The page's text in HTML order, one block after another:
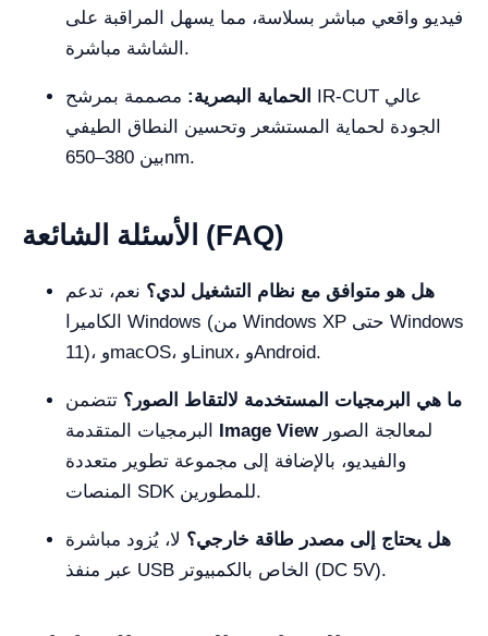
فيديو واقعي مباشر بسلاسة، مما يسهل المراقبة على
الشاشة مباشرة.
الحماية البصرية: مصممة بمرشح IR-CUT عالي
الجودة لحماية المستشعر وتحسين النطاق الطيفي
بين 380–650nm.
الأسئلة الشائعة (FAQ)
هل هو متوافق مع نظام التشغيل لدي؟ نعم، تدعم
الكاميرا Windows (من Windows XP حتى Windows
11)، وmacOS، وLinux، وAndroid.
ما هي البرمجيات المستخدمة لالتقاط الصور؟ تتضمن
Image Viewلمعالجة الصور
والفيديو، بالإضافة إلى مجموعة تطوير متعددة
المنصات SDK للمطورين.
هل يحتاج إلى مصدر طاقة خارجي؟ لا، يُزود مباشرة
عبر منفذ USB الخاص بالكمبيوتر (DC 5V).